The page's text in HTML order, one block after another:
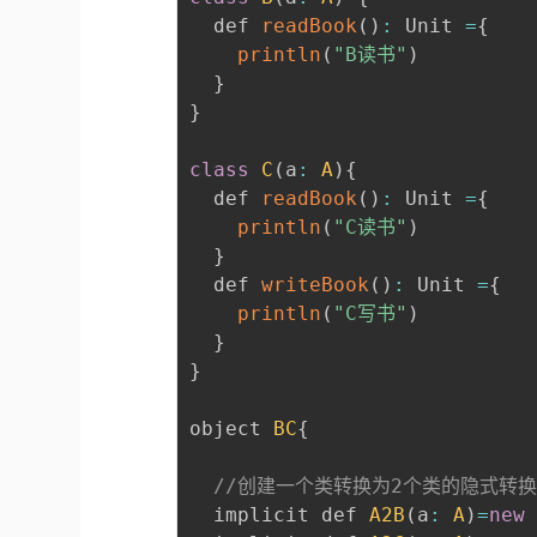
  def
readBook ( ) : Unit ={
println ( "B读书" )
}
}
class C ( a : A) {
  def
readBook ( ) : Unit ={
println ( "C读书" )
}
  def
writeBook ( ) : Unit ={
println ( "C写书" )
}
}
object BC{
//创建一个类转换为2个类的隐式转换
  implicit def
A2B ( a : A)=new